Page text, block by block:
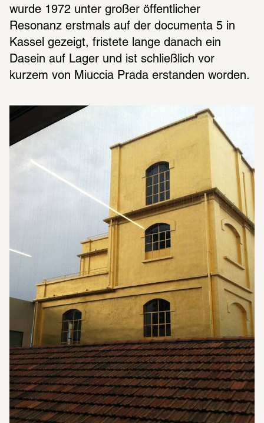
wurde 1972 unter großer öffentlicher
Resonanz erstmals auf der documenta 5 in
Kassel gezeigt, fristete lange danach ein
Dasein auf Lager und ist schließlich vor
kurzem von Miuccia Prada erstanden worden.